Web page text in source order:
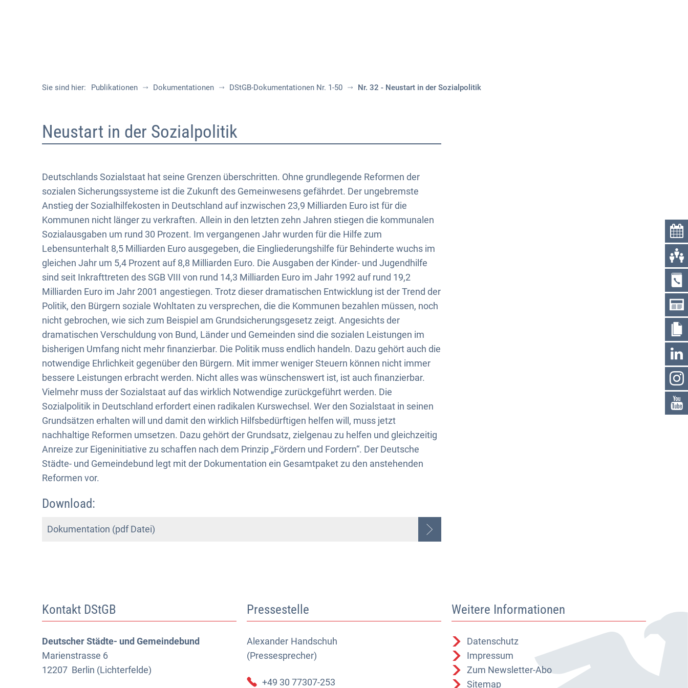
Sie sind hier: Publikationen Dokumentationen DStGB-Dokumentationen Nr. 1-50 Nr. 32 - Neustart in der Sozialpolitik
Neustart
Sozialpolitik
Neustart in der Sozialpolitik
Deutschlands Sozialstaat hat seine Grenzen überschritten. Ohne grundlegende Reformen der
sozialen Sicherungssysteme ist die Zukunft des Gemeinwesens gefährdet. Der ungebremste
Anstieg der Sozialhilfekosten in Deutschland auf inzwischen 23,9 Milliarden Euro ist für die
Kommunen nicht länger zu verkraften. Allein in den letzten zehn Jahren stiegen die kommunalen
Sozialausgaben um rund 30 Prozent. Im vergangenen Jahr wurden für die Hilfe zum
Lebensunterhalt 8,5 Milliarden Euro ausgegeben, die Eingliederungshilfe für Behinderte wuchs im
gleichen Jahr um 5,4 Prozent auf 8,8 Milliarden Euro. Die Ausgaben der Kinder- und Jugendhilfe
sind seit Inkrafttreten des SGB VIII von rund 14,3 Milliarden Euro im Jahr 1992 auf rund 19,2
Milliarden Euro im Jahr 2001 angestiegen. Trotz dieser dramatischen Entwicklung ist der Trend der
Politik, den Bürgern soziale Wohltaten zu versprechen, die die Kommunen bezahlen müssen, noch
nicht gebrochen, wie sich zum Beispiel am Grundsicherungsgesetz zeigt. Angesichts der
dramatischen Verschuldung von Bund, Länder und Gemeinden sind die sozialen Leistungen im
bisherigen Umfang nicht mehr finanzierbar. Die Politik muss endlich handeln. Dazu gehört auch die
notwendige Ehrlichkeit gegenüber den Bürgern. Mit immer weniger Steuern können nicht immer
bessere Leistungen erbracht werden. Nicht alles was wünschenswert ist, ist auch finanzierbar.
Vielmehr muss der Sozialstaat auf das wirklich Notwendige zurückgeführt werden. Die
Sozialpolitik in Deutschland erfordert einen radikalen Kurswechsel. Wer den Sozialstaat in seinen
Grundsätzen erhalten will und damit den wirklich Hilfsbedürftigen helfen will, muss jetzt
nachhaltige Reformen umsetzen. Dazu gehört der Grundsatz, zielgenau zu helfen und gleichzeitig
Anreize zur Eigeninitiative zu schaffen nach dem Prinzip „Fördern und Fordern“. Der Deutsche
Städte- und Gemeindebund legt mit der Dokumentation ein Gesamtpaket zu den anstehenden
Reformen vor.
Download:
Dokumentation (pdf Datei)
Kontakt DStGB
Deutscher Städte- und Gemeindebund
Marienstrasse 6
12207 Berlin (Lichterfelde)
Pressestelle
Alexander Handschuh
(Pressesprecher)
Alexander Handschuh (Pressesprecher)
+49 30 77307-253
Weitere Informationen
Datenschutz
Impressum
Zum Newsletter-Abo
Sitemap